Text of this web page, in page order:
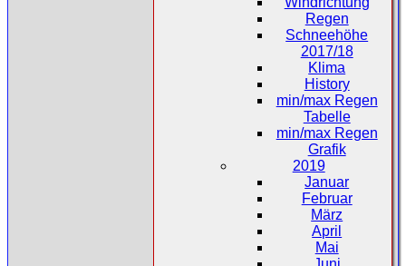
Regen
Schneehöhe
2017/18
Klima
History
min/max Regen
Tabelle
min/max Regen
Grafik
2019
Januar
Februar
März
April
Mai